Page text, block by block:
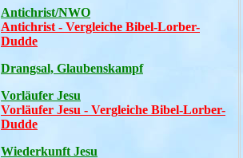
Antichrist/NWO
Antichrist - Vergleiche Bibel-Lorber-
Dudde
Drangsal, Glaubenskampf
Vorläufer Jesu
Vorläufer Jesu - Vergleiche Bibel-Lorber-
Dudde
Wiederkunft Jesu